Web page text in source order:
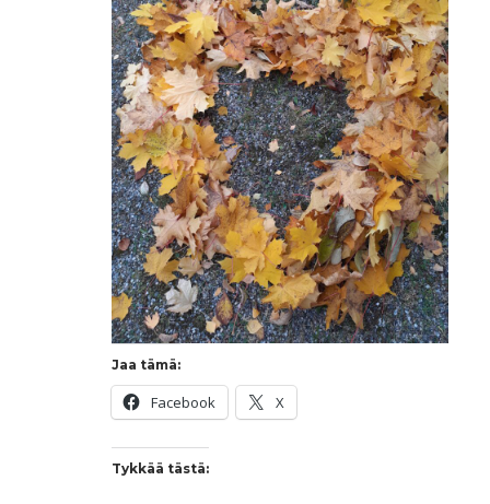
Jaa tämä:
Facebook X
Tykkää tästä: